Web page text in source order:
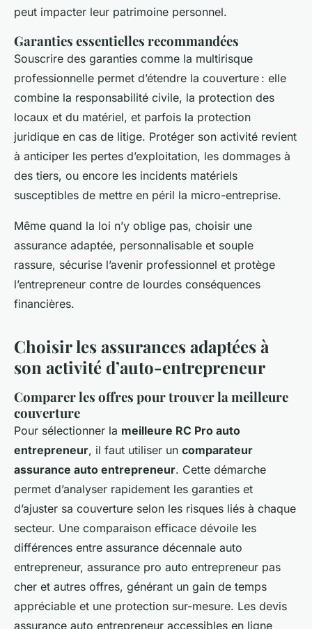
peut impacter leur patrimoine personnel.
Garanties essentielles recommandées
Souscrire des garanties comme la multirisque
professionnelle permet d’étendre la couverture : elle
combine la responsabilité civile, la protection des
locaux et du matériel, et parfois la protection
juridique en cas de litige. Protéger son activité revient
à anticiper les pertes d’exploitation, les dommages à
des tiers, ou encore les incidents matériels
susceptibles de mettre en péril la micro-entreprise.
Même quand la loi n’y oblige pas, choisir une
assurance adaptée, personnalisable et souple
rassure, sécurise l’avenir professionnel et protège
l’entrepreneur contre de lourdes conséquences
financières.
Choisir les assurances adaptées à
son activité d’auto-entrepreneur
Comparer les offres pour trouver la meilleure
couverture
Pour sélectionner la meilleure RC Pro auto
entrepreneur, il faut utiliser un comparateur
assurance auto entrepreneur. Cette démarche
permet d’analyser rapidement les garanties et
d’ajuster sa couverture selon les risques liés à chaque
secteur. Une comparaison efficace dévoile les
différences entre assurance décennale auto
entrepreneur, assurance pro auto entrepreneur pas
cher et autres offres, générant un gain de temps
appréciable et une protection sur-mesure. Les devis
assurance auto entrepreneur accessibles en ligne